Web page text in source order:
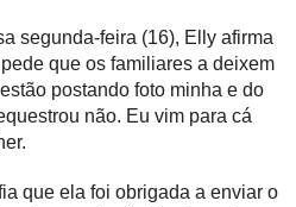
segunda-feira (16), Elly afirma
que os familiares a deixem
postando foto minha e do
não. Eu vim para cá
que ela foi obrigada a enviar o